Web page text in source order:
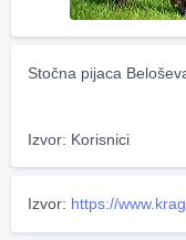
Stočna pijaca
Izvor: Korisnici
Izvor: https://